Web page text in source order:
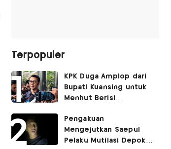
Terpopuler
KPK Duga Amplop dari
Bupati Kuansing untuk
Menhut Berisi
Pengembaliannya
Belum Utuh
Pengakuan
Mengejutkan Saepul
Pelaku Mutilasi Depok: